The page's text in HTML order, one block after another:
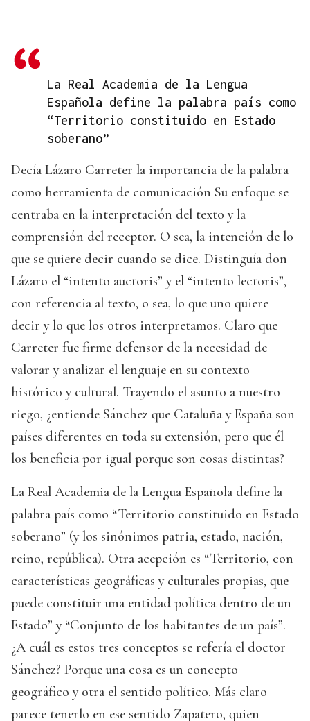
La Real Academia de la Lengua
Española define la palabra país como
“Territorio constituido en Estado
soberano”
Decía Lázaro Carreter la importancia de la palabra
como herramienta de comunicación Su enfoque se
centraba en la interpretación del texto y la
comprensión del receptor. O sea, la intención de lo
que se quiere decir cuando se dice. Distinguía don
Lázaro el “intento auctoris” y el “intento lectoris”,
con referencia al texto, o sea, lo que uno quiere
decir y lo que los otros interpretamos. Claro que
Carreter fue firme defensor de la necesidad de
valorar y analizar el lenguaje en su contexto
histórico y cultural. Trayendo el asunto a nuestro
riego, ¿entiende Sánchez que Cataluña y España son
países diferentes en toda su extensión, pero que él
los beneficia por igual porque son cosas distintas?
La Real Academia de la Lengua Española define la
palabra país como “Territorio constituido en Estado
soberano” (y los sinónimos patria, estado, nación,
reino, república). Otra acepción es “Territorio, con
características geográficas y culturales propias, que
puede constituir una entidad política dentro de un
Estado” y “Conjunto de los habitantes de un país”.
¿A cuál es estos tres conceptos se refería el doctor
Sánchez? Porque una cosa es un concepto
geográfico y otra el sentido político. Más claro
parece tenerlo en ese sentido Zapatero, quien